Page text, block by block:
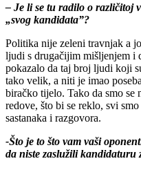
– Je li se tu radilo o različitoj
„svog kandidata”?
Politika nije zeleni travnjak a
ljudi s drugačijim mišljenjem i
pokazalo da taj broj ljudi koji
tako velik, a niti je imao
biračko tijelo. Tako da smo
redove, što bi se reklo, svi
sastanaka i razgovora.
-Što je to što vam vaši
da niste zaslužili kandidaturu